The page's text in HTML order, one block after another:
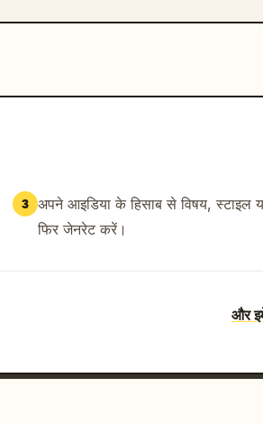
3 अपने आइडिया के हिसाब से विषय, स्टाइल
फिर जेनरेट करें।
और